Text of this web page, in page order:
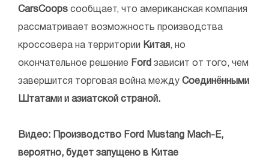
CarsCoops сообщает, что американская компания
рассматривает возможность производства
кроссовера на территории Китая , но
окончательное решение Ford зависит от того, чем
завершится торговая война между Соединёнными
Штатами и азиатской страной.
Видео: Производство Ford Mustang Mach-E,
вероятно, будет запущено в Китае